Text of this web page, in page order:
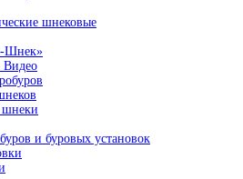
шнековые
Шнек»
Видео
шнеки
и буровых установок